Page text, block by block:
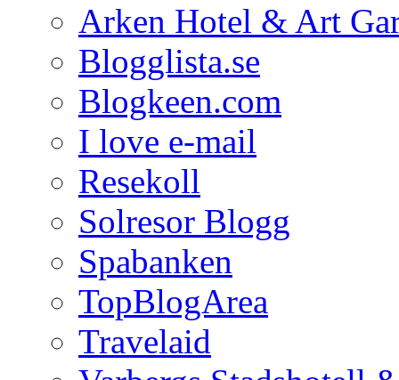
Arken Hotel & Art
Blogglista.se
Blogkeen.com
I love e-mail
Resekoll
Solresor Blogg
Spabanken
TopBlogArea
Travelaid